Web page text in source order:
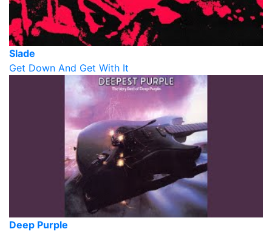
Slade
Get Down And Get With It
Deep Purple